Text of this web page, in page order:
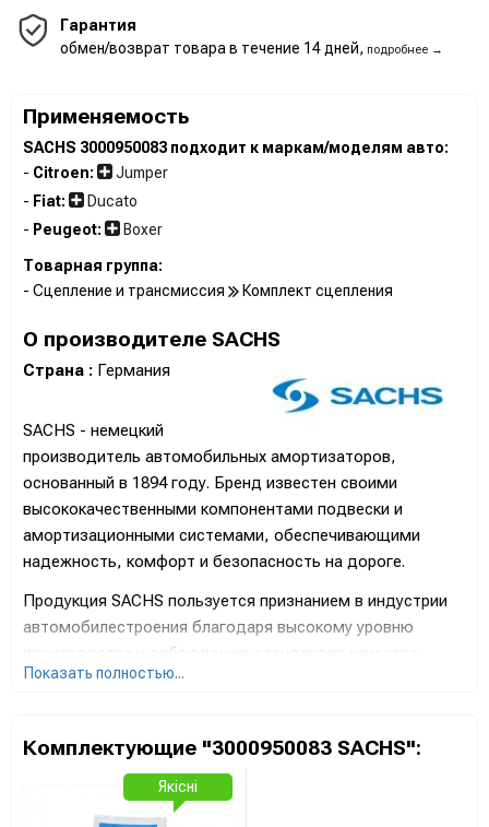
Гарантия
обмен/возврат товара в течение 14 дней, подробнее →
Применяемость
SACHS 3000950083 подходит к маркам/моделям авто:
- Citroen:
Jumper
- Fiat:
Ducato
- Peugeot: Boxer
Товарная группа:
- Сцепление и трансмиссия
Комплект сцепления
О производителе SACHS
Страна : Германия
SACHS - немецкий
производитель автомобильных амортизаторов,
основанный в 1894 году. Бренд известен своими
высококачественными компонентами подвески и
амортизационными системами, обеспечивающими
надежность, комфорт и безопасность на дороге.
Продукция SACHS пользуется признанием в индустрии
автомобилестроения благодаря высокому уровню
производства и соблюдению стандартов качества.
Амортизаторы SACHS известны своей эффективностью,
Бренд SACHS значительно инвестирует в исследования
и разработку новейших технологий для повышения
Показать полностью...
Комплектующие "3000950083 SACHS":
Якісні